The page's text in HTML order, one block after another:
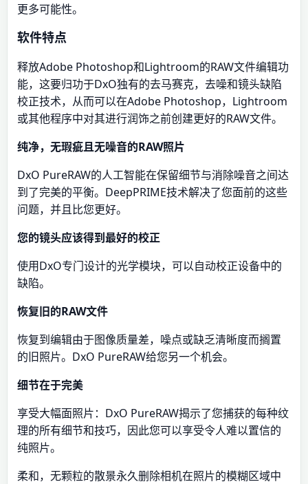
更多可能性。
软件特点
释放Adobe Photoshop和Lightroom的RAW文件编辑功
能，这要归功于DxO独有的去马赛克，去噪和镜头缺陷
校正技术，从而可以在Adobe Photoshop，Lightroom
或其他程序中对其进行润饰之前创建更好的RAW文件。
纯净，无瑕疵且无噪音的RAW照片
DxO PureRAW的人工智能在保留细节与消除噪音之间达
到了完美的平衡。DeepPRIME技术解决了您面前的这些
问题，并且比您更好。
您的镜头应该得到最好的校正
使用DxO专门设计的光学模块，可以自动校正设备中的
缺陷。
恢复旧的RAW文件
恢复到编辑由于图像质量差，噪点或缺乏清晰度而搁置
的旧照片。DxO PureRAW给您另一个机会。
细节在于完美
享受大幅面照片：DxO PureRAW揭示了您捕获的每种纹
理的所有细节和技巧，因此您可以享受令人难以置信的
纯照片。
柔和，无颗粒的散景永久删除相机在照片的模糊区域中